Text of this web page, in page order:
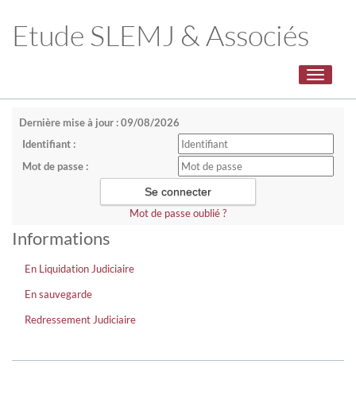
Etude SLEMJ & Associés
Toggle
Dernière mise à jour : 09/08/2026
Identifiant :
Mot de passe :
Mot de passe oublié ?
Informations
En Liquidation Judiciaire
En sauvegarde
Redressement Judiciaire